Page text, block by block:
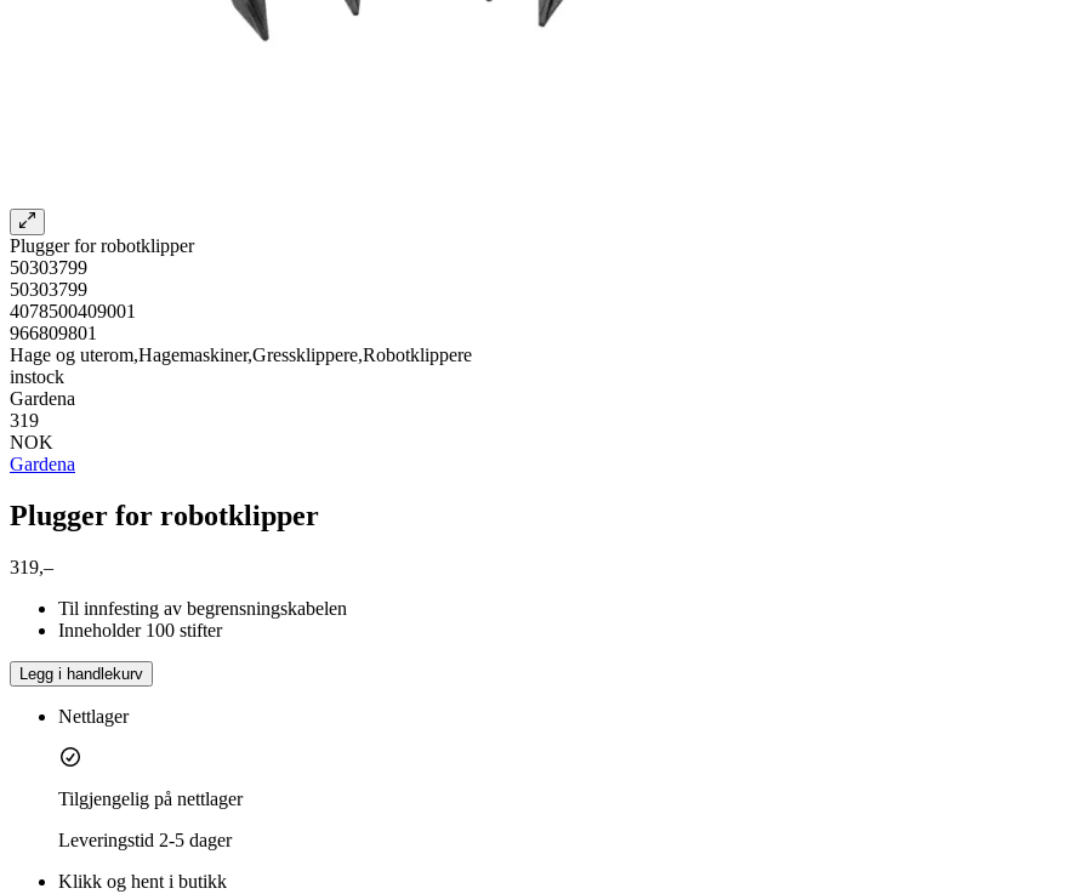
Plugger for robotklipper
50303799
50303799
4078500409001
966809801
Hage og uterom,Hagemaskiner,Gressklippere,Robotklippere
instock
Gardena
319
NOK
Gardena
Plugger for robotklipper
319,–
Til innfesting av begrensningskabelen
Inneholder 100 stifter
Legg i handlekurv
Nettlager
Tilgjengelig på nettlager
Leveringstid 2-5 dager
Klikk og hent i butikk